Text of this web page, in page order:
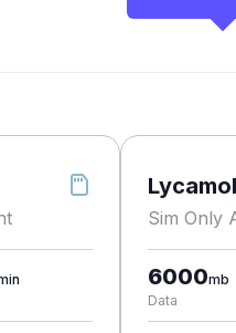
Sim Only
6000mb
Data